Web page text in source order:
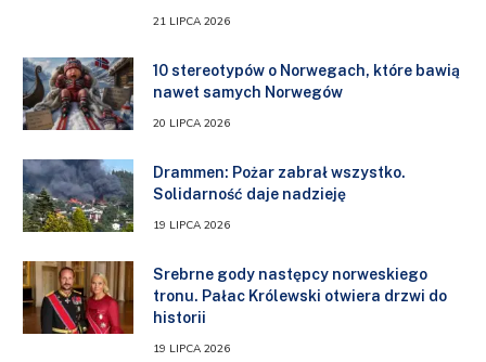
21 LIPCA 2026
10 stereotypów o Norwegach, które bawią
nawet samych Norwegów
20 LIPCA 2026
Drammen: Pożar zabrał wszystko.
Solidarność daje nadzieję
19 LIPCA 2026
Srebrne gody następcy norweskiego
tronu. Pałac Królewski otwiera drzwi do
historii
19 LIPCA 2026